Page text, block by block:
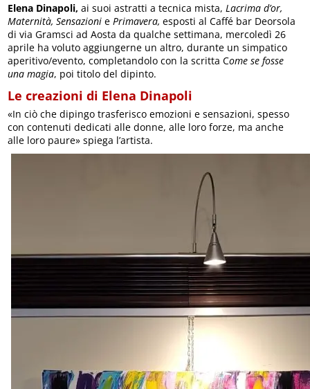
Elena Dinapoli, ai suoi astratti a tecnica mista,Lacrima d’or,
Maternità, Sensazionie Primavera, esposti al Caffé bar Deorsola
di via Gramsci ad Aosta da qualche settimana, mercoledì 26
aprile ha voluto aggiungerne un altro, durante un simpatico
aperitivo/evento, completandolo con la scritta Come se fosse
una magia, poi titolo del dipinto.
Le creazioni di Elena Dinapoli
«In ciò che dipingo trasferisco emozioni e sensazioni, spesso
con contenuti dedicati alle donne, alle loro forze, ma anche
alle loro paure» spiega l’artista.